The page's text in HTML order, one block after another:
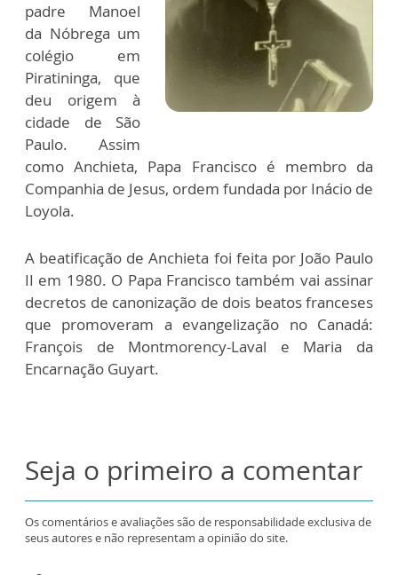
padre Manoel
da Nóbrega um
colégio em
Piratininga, que
deu origem à
cidade de São
Paulo. Assim
como Anchieta, Papa Francisco é membro da
Companhia de Jesus, ordem fundada por Inácio de
Loyola.
A beatificação de Anchieta foi feita por João Paulo
II em 1980. O Papa Francisco também vai assinar
decretos de canonização de dois beatos franceses
que promoveram a evangelização no Canadá:
François de Montmorency-Laval e Maria da
Encarnação Guyart.
Seja o primeiro a comentar
Os comentários e avaliações são de responsabilidade exclusiva de
seus autores e não representam a opinião do site.